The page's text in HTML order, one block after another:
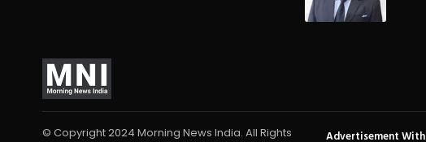
© Copyright 2024 Morning News India. All Rights Advertisement With